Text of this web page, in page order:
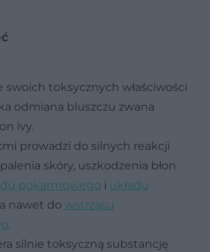
swoich toksycznych właściwości
odmiana bluszczu zwana
ivy.
prowadzi do silnych reakcji
skóry, uszkodzenia błon
pokarmowego i układu
nawet do wstrząsu
.
silnie toksyczną substancję